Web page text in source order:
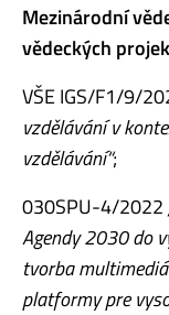
Mezinárodní
vědeckých
VŠE IGS/F1/9/
vzdělávání v
vzdělávání“;
030SPU-4/2022
Agendy 2030 do
tvorba
platformy pre